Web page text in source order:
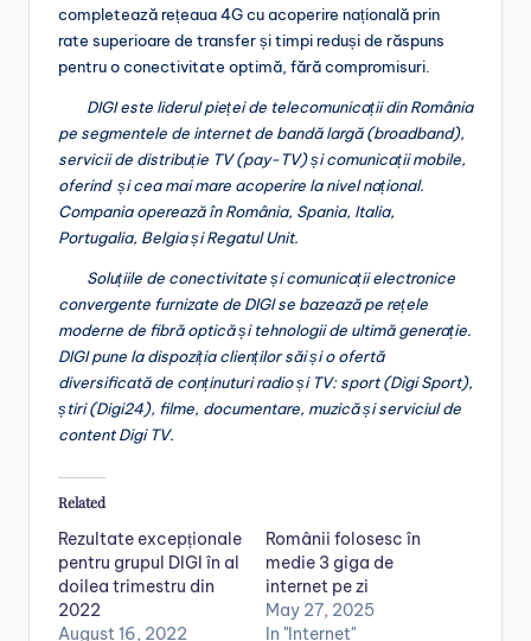
completează rețeaua 4G cu acoperire națională prin
rate superioare de transfer și timpi reduși de răspuns
pentru o conectivitate optimă, fără compromisuri.
DIGI este liderul pieței de telecomunicații din România
pe segmentele de internet de bandă largă (broadband),
servicii de distribuție TV (pay-TV) șicomunicații mobile,
oferind și cea mai mare acoperire la nivel național.
Compania operează în România, Spania, Italia,
Portugalia, Belgia și Regatul Unit.
Soluțiile de conectivitate și comunicații electronice
convergente furnizate de DIGI se bazează pe rețele
moderne de fibră optică și tehnologii de ultimă generație.
DIGI pune la dispoziția clienților săi și o ofertă
diversificată de conținuturi radio și TV: sport (Digi Sport),
știri (Digi24), filme, documentare, muzică și serviciul de
content Digi TV.
Related
Rezultate excepționale
pentru grupul DIGI în al
doilea trimestru din
2022
August 16, 2022
Românii folosesc în
medie 3 giga de
internet pe zi
May 27, 2025
In "Internet"